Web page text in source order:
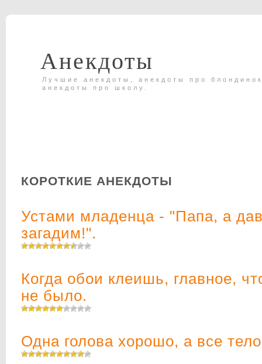
Анекдоты
Лучшие анекдоты, анекдоты про
анекдоты про школу.
КОРОТКИЕ АНЕКДОТЫ
Устами младенца - "Папа, а
загадим!".
Когда обои клеишь, главное,
не было.
Одна голова хорошо, а все